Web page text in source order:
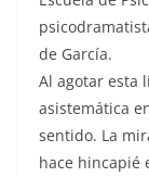
de García.
Al agotar esta
asistemática
sentido. La
hace hincapié